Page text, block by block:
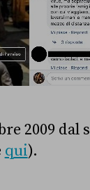
2009 dal
qui).